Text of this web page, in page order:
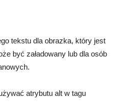
tekstu dla obrazka, który jest
być załadowany lub dla osób
atrybutu alt w tagu